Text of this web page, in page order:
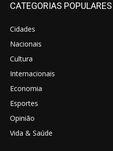
CATEGORIAS POPULARES
Cidades
Nacionais
Cultura
Internacionais
Economia
Esportes
Opinião
Vida & Saúde